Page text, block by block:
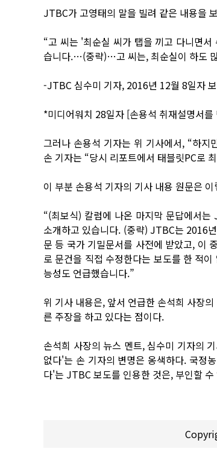
JTBC가 고영태의 말을 빌려 같은 내용을
“고 씨는 '최순실 씨가 탭을 끼고 다니면
습니다.…(중략)…고 씨는, 최순실이 하도
-JTBC 심수미 기자, 2016년 12월 8일자
*미디어워치 28일자 [손용석 취재설명서
그러나 손용석 기자는 위 기사에서, “하
손 기자는 “당시 리포트에서 태블릿PC로
이 부분 손용석 기자의 기사 내용 원문은 이
“(최보식) 칼럼에 나온 마지막 문답에서
소개하고 있습니다. (중략) JTBC는 2016
문 등 국가 기밀문서를 사전에 받았고, 이
로 문건을 직접 수정한다는 보도를 한 적
능성도 언급했습니다.”
위 기사 내용은, 앞서 언급한 손석희 사장
른 주장을 하고 있다는 점이다.
손석희 사장의 뉴스 멘트, 심수미 기자의
없다'는 손 기자의 변명은 옹색하다. 국정
다'는 JTBC 보도를 인용한 것은, 부인할